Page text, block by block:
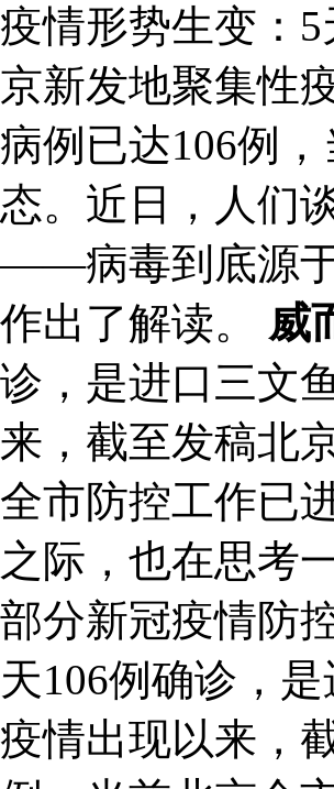
疫情形势生变：
京新发地聚集性
病例已达106例
态。近日，人们
——病毒到底源于
作出了解读。 威
诊，是进口三文
来，截至发稿北
全市防控工作已
之际，也在思考
部分新冠疫情防
天106例确诊，
疫情出现以来，